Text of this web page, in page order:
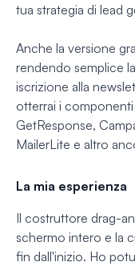
tua strategia di lead
Anche la versione
rendendo semplice
iscrizione alla
otterrai i
GetResponse,
MailerLite e altro
La mia esperienza
Il costruttore drag-
schermo intero e la
fin dall'inizio. Ho